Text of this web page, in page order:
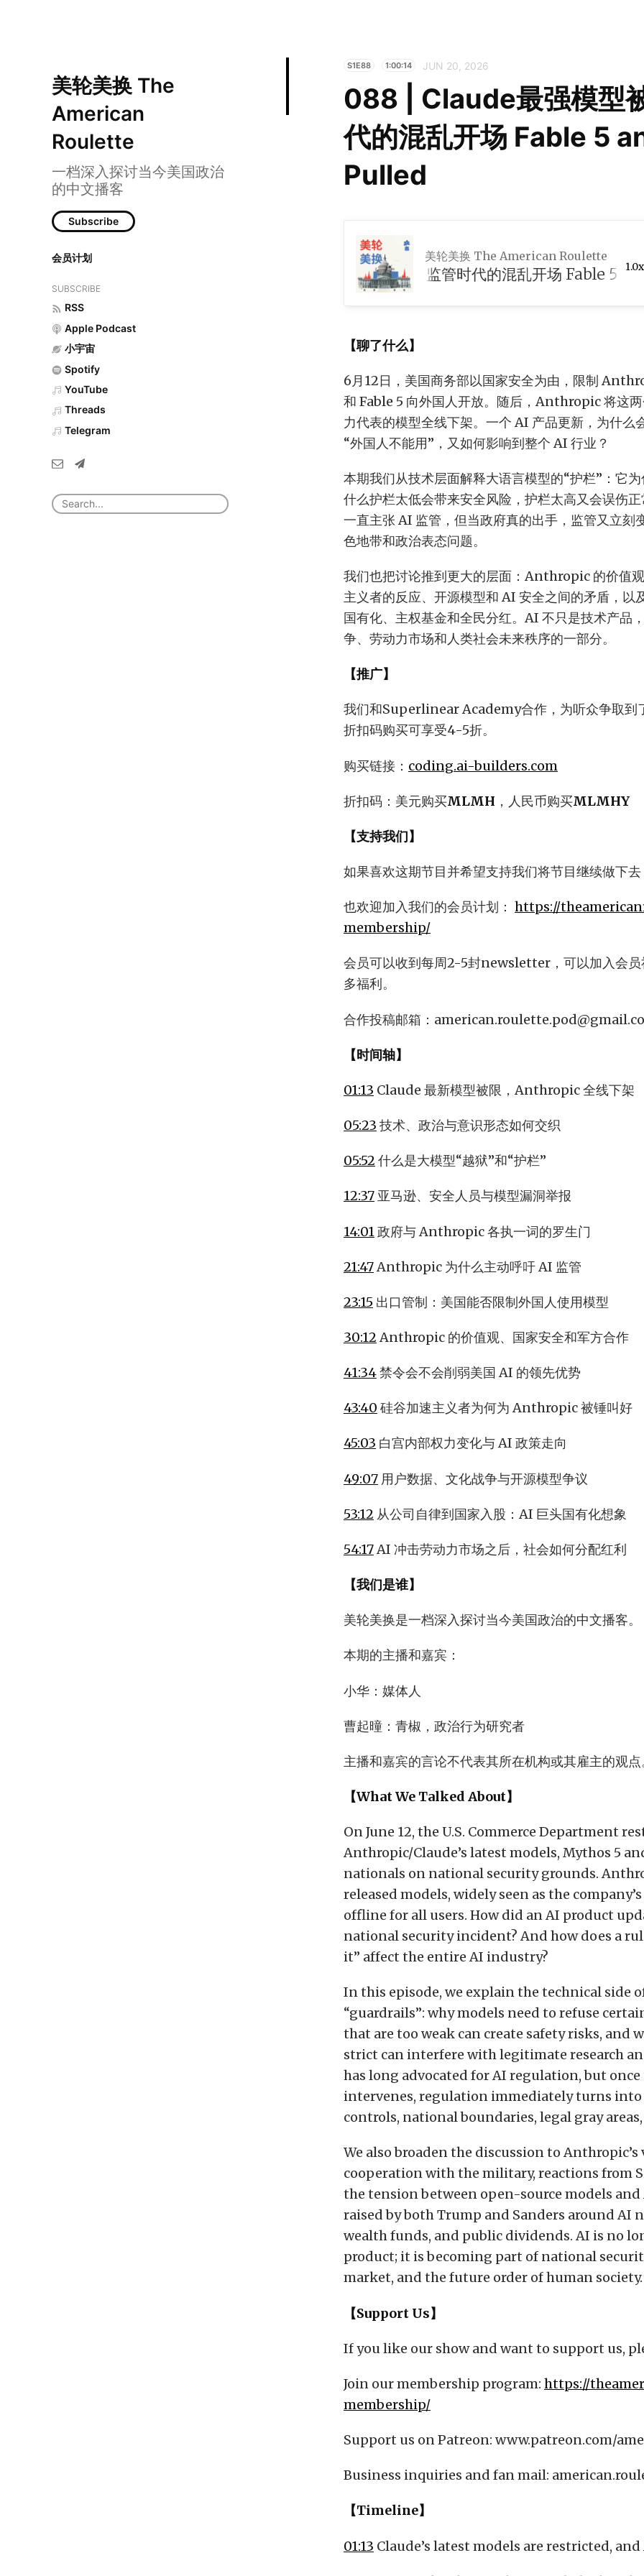
美轮美换 The
American
Roulette
一档深入探讨当今美国政治
的中文播客
Subscribe
会员计划
SUBSCRIBE
RSS
Apple Podcast
小宇宙
Spotify
YouTube
Threads
Telegram
S1E88 1:00:14 JUN 20, 2026
088 | Claude最强模型
代的混乱开场 Fable 5
Pulled
美轮美换 The American Roulette
088 | Claude最强模型被禁：AI监管时代的混乱开场 Fable 5 and 1.0x
【聊了什么】
6月12日，美国商务部以国家安全为由，限制
和 Fable 5 向外国人开放。随后，Anthropic 将这
力代表的模型全线下架。一个 AI 产品更新，为什么
“外国人不能用”，又如何影响到整个 AI 行业？
本期我们从技术层面解释大语言模型的“护栏”：它
什么护栏太低会带来安全风险，护栏太高又会误伤
一直主张 AI 监管，但当政府真的出手，监管又立刻
色地带和政治表态问题。
我们也把讨论推到更大的层面：Anthropic 的价值
主义者的反应、开源模型和 AI 安全之间的矛盾，以
国有化、主权基金和全民分红。AI 不只是技术产品
争、劳动力市场和人类社会未来秩序的一部分。
【推广】
我们和Superlinear Academy合作，为听众争取到
折扣码购买可享受4-5折。
购买链接： coding.ai-builders.com
折扣码：美元购买MLMH ，人民币购买MLMHY
【支持我们】
如果喜欢这期节目并希望支持我们将节目继续做下
也欢迎加入我们的会员计划： https://
membership/
会员可以收到每周2-5封newsletter，可以加入会员
多福利。
合作投稿邮箱：
【时间轴】
01:13 Claude 最新模型被限，Anthropic 全线下架
05:23 技术、政治与意识形态如何交织
05:52 什么是大模型“越狱”和“护栏”
12:37 亚马逊、安全人员与模型漏洞举报
14:01 政府与 Anthropic 各执一词的罗生门
21:47Anthropic 为什么主动呼吁 AI 监管
23:15 出口管制：美国能否限制外国人使用模型
30:12 Anthropic 的价值观、国家安全和军方合作
41:34禁令会不会削弱美国 AI 的领先优势
43:40 硅谷加速主义者为何为 Anthropic 被锤叫好
45:03 白宫内部权力变化与 AI 政策走向
49:07 用户数据、文化战争与开源模型争议
53:12 从公司自律到国家入股：AI 巨头国有化想象
54:17AI 冲击劳动力市场之后，社会如何分配红利
【我们是谁】
美轮美换是一档深入探讨当今美国政治的中文播客。
本期的主播和嘉宾：
小华：媒体人
曹起曈：青椒，政治行为研究者
主播和嘉宾的言论不代表其所在机构或其雇主的观
【What We Talked About】
On June 12, the U.S. Commerce Department
Anthropic/Claude’s latest models, Mythos 5
nationals on national security grounds.
released models, widely seen as the
offline for all users. How did an AI product
national security incident? And how does a
it” affect the entire AI industry?
In this episode, we explain the technical side
“guardrails”: why models need to refuse
that are too weak can create safety risks, and
strict can interfere with legitimate research
has long advocated for AI regulation, but
intervenes, regulation immediately turns
controls, national boundaries, legal gray
We also broaden the discussion to Anthropic’s
cooperation with the military, reactions from
the tension between open-source models and
raised by both Trump and Sanders around AI
wealth funds, and public dividends. AI is no
product; it is becoming part of national
market, and the future order of human society.
【Support Us】
If you like our show and want to support us,
Join our membership program: https://
membership/
Support us on Patreon: www.patreon.com/
Business inquiries and fan mail:
【Timeline】
01:13 Claude’s latest models are restricted,